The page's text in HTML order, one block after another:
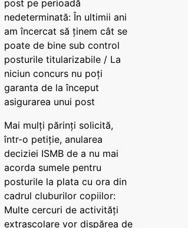
post pe perioadă
nedeterminată: În ultimii ani
am încercat să ținem cât se
poate de bine sub control
posturile titularizabile / La
niciun concurs nu poți
garanta de la început
asigurarea unui post
Mai mulți părinți solicită,
într-o petiție, anularea
deciziei ISMB de a nu mai
acorda sumele pentru
posturile la plata cu ora din
cadrul cluburilor copiilor:
Multe cercuri de activități
extrașcolare vor dispărea de